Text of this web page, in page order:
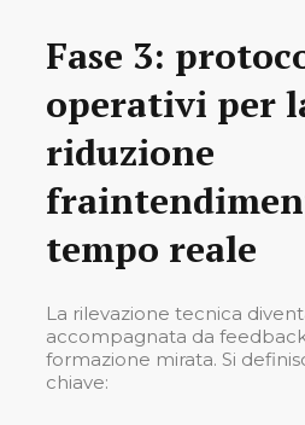
Fase 3:
operativi per
riduzione
tempo reale
La rilevazione tecnica
accompagnata da
formazione mirata. Si
chiave: